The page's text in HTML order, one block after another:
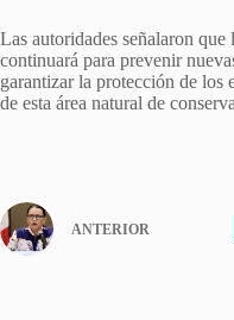
Las autoridades señalaron
continuará para prevenir
garantizar la protección de los
de esta área natural de
ANTERIOR